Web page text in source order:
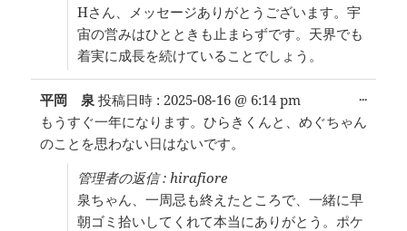
Hさん、メッセージありがとうございます。宇
宙の営みはひとときも止まらずです。天界でも
着実に成長を続けていることでしょう。
え
る。
平岡 泉投稿日時 : 2025-08-16 @ 6:14 pm
もうすぐ一年になります。ひらきくんと、めぐちゃん
のことを思わない日はないです。
管理者の返信 : hirafiore
泉ちゃん、一周忌も終えたところで、一緒に早
朝ゴミ拾いしてくれて本当にありがとう。ポケ
...こ
メ